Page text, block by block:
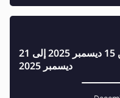
ملخص تطورات التكنولوجيا: من 15 ديسمبر 2025 إلى 21
ديسمبر 2025